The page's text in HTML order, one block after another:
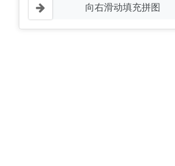
向右滑动填充拼图